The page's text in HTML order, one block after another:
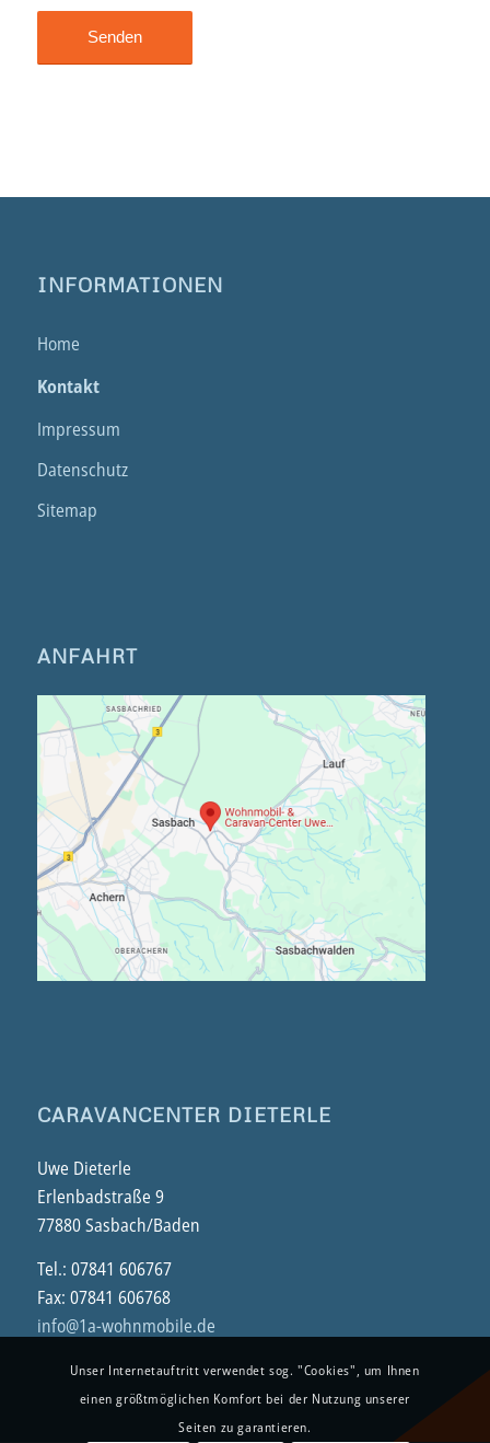
INFORMATIONEN
Home
Kontakt
Impressum
Datenschutz
Sitemap
ANFAHRT
CARAVANCENTER DIETERLE
Uwe Dieterle
Erlenbadstraße 9
77880 Sasbach/Baden
Tel.: 07841 606767
Fax: 07841 606768
info@1a-wohnmobile.de
Unser Internetauftritt verwendet sog. "Cookies", um Ihnen
einen größtmöglichen Komfort bei der Nutzung unserer
Seiten zu garantieren.